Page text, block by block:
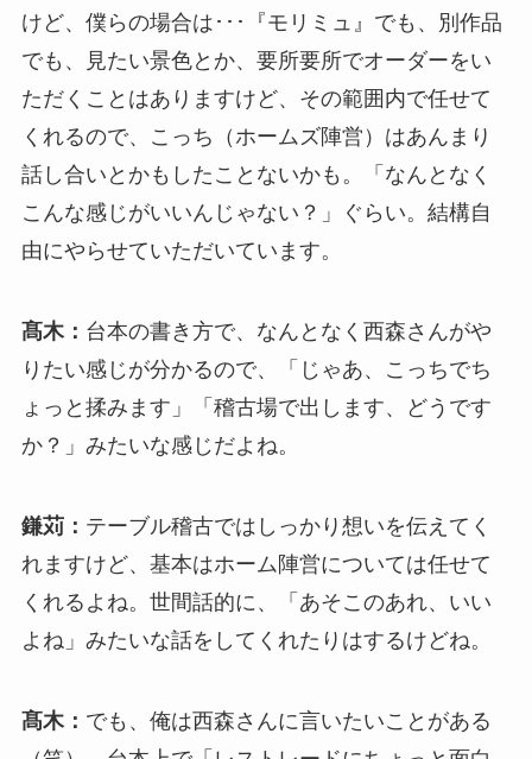
けど、僕らの場合は･･･『モリミュ』でも、別作品
でも、見たい景色とか、要所要所でオーダーをい
ただくことはありますけど、その範囲内で任せて
くれるので、こっち（ホームズ陣営）はあんまり
話し合いとかもしたことないかも。「なんとなく
こんな感じがいいんじゃない？」ぐらい。結構自
由にやらせていただいています。
髙木： 台本の書き方で、なんとなく西森さんがや
りたい感じが分かるので、「じゃあ、こっちでち
ょっと揉みます」「稽古場で出します、どうです
か？」みたいな感じだよね。
鎌苅： テーブル稽古ではしっかり想いを伝えてく
れますけど、基本はホーム陣営については任せて
くれるよね。世間話的に、「あそこのあれ、いい
よね」みたいな話をしてくれたりはするけどね。
髙木： でも、俺は西森さんに言いたいことがある